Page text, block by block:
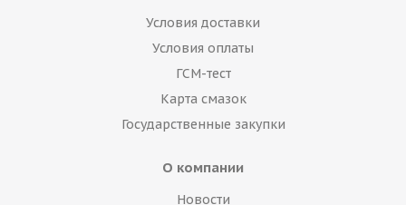
Условия доставки
Условия оплаты
ГСМ-тест
Карта смазок
Государственные закупки
О компании
Новости